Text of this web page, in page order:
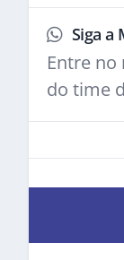
Siga a
Entre no
do time